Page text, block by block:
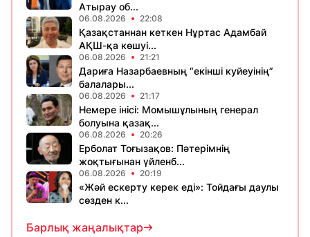
Атырау об...
06.08.2026 22:08
Қазақстаннан кеткен Нұртас Адамбай
АҚШ-қа көшуі...
06.08.2026 21:21
Дариға Назарбаевның “екінші куйеуінің”
балалары...
06.08.2026 21:17
Немере інісі: Момышұлының генерал
болуына қазақ...
06.08.2026 20:26
Ерболат Тоғызақов: Пәтерімнің
жоқтығынан үйленб...
06.08.2026 20:19
«Жәй ескерту керек еді»: Тойдағы даулы
сөзден к...
Барлық жаңалықтар